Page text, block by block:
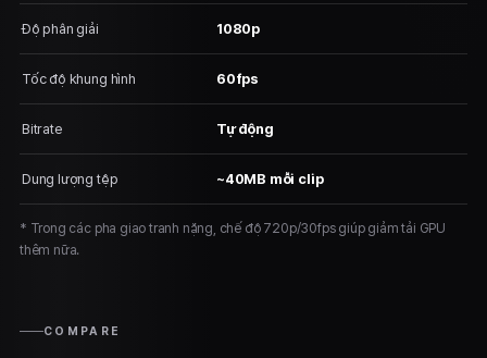
Độ phân giải 1080p
Tốc độ khung hình 60fps
Bitrate Tự động
Dung lượng tệp ~40MB mỗi clip
* Trong các pha giao tranh nặng, chế độ 720p/30fps giúp giảm tải GPU
thêm nữa.
COMPARE